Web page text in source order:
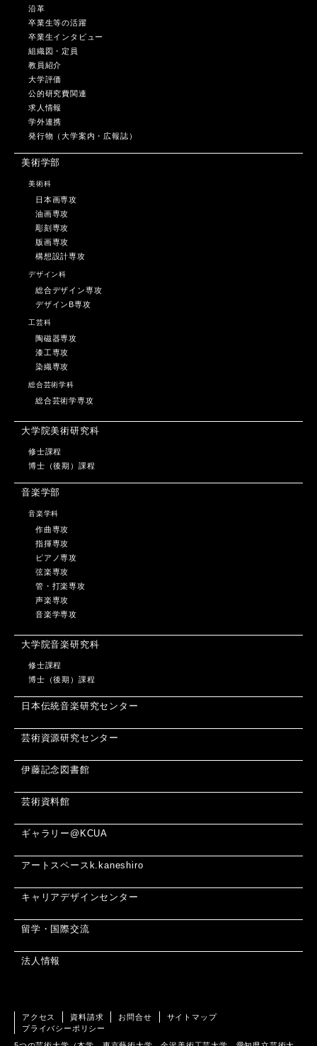
沿革
卒業生等の活躍
卒業生インタビュー
組織図・定員
教員紹介
大学評価
公的研究費関連
求人情報
学外連携
発行物（大学案内・広報誌）
美術学部
美術科
日本画専攻
油画専攻
彫刻専攻
版画専攻
構想設計専攻
デザイン科
総合デザイン専攻
デザインB専攻
工芸科
陶磁器専攻
漆工専攻
染織専攻
総合芸術学科
総合芸術学専攻
大学院美術研究科
修士課程
博士（後期）課程
音楽学部
音楽学科
作曲専攻
指揮専攻
ピアノ専攻
弦楽専攻
管・打楽専攻
声楽専攻
音楽学専攻
大学院音楽研究科
修士課程
博士（後期）課程
日本伝統音楽研究センター
芸術資源研究センター
伊藤記念図書館
芸術資料館
ギャラリー@KCUA
アートスペースk.kaneshiro
キャリアデザインセンター
留学・国際交流
法人情報
アクセス 資料請求 お問合せ
サイトマップ
プライバシーポリシー